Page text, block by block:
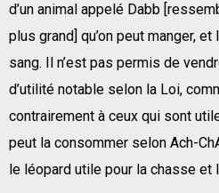
d’un animal appelé Dabb
plus grand] qu’on peut manger,
sang. Il n’est pas permis de
d’utilité notable selon la Loi,
contrairement à ceux qui sont
peut la consommer selon Ach-
le léopard utile pour la chasse et